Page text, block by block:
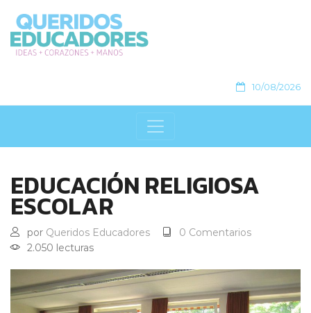
10/08/2026
EDUCACIÓN RELIGIOSA
ESCOLAR
por Queridos Educadores
0 Comentarios
2.050 lecturas